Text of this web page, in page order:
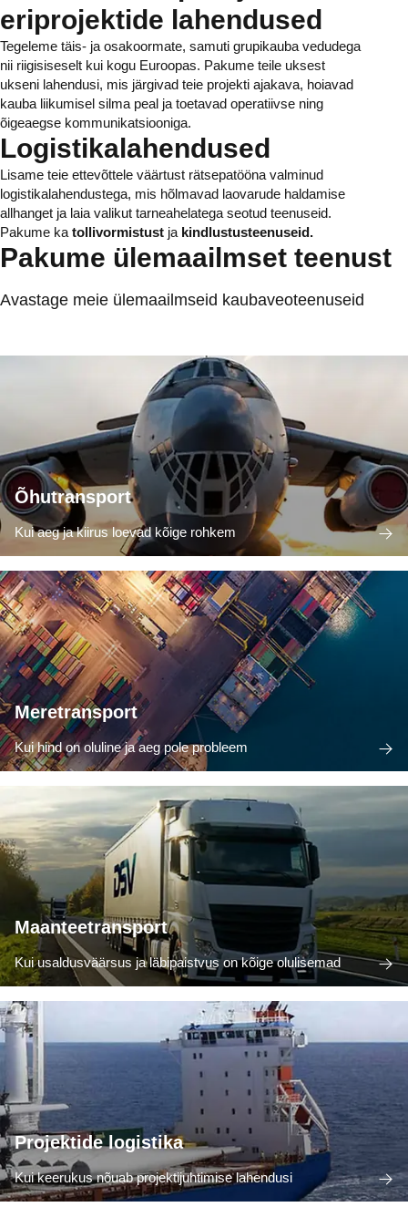
eriprojektide lahendused
Tegeleme täis- ja osakoormate, samuti grupikauba vedudega
nii riigisiseselt kui kogu Euroopas. Pakume teile uksest
ukseni lahendusi, mis järgivad teie projekti ajakava, hoiavad
kauba liikumisel silma peal ja toetavad operatiivse ning
õigeaegse kommunikatsiooniga.
Logistikalahendused
Lisame teie ettevõttele väärtust rätsepatööna valminud
logistikalahendustega, mis hõlmavad laovarude haldamise
allhanget ja laia valikut tarneahelatega seotud teenuseid.
Pakume ka tollivormistust ja kindlustusteenuseid.
Pakume ülemaailmset teenust
Avastage meie ülemaailmseid kaubaveoteenuseid
Õhutransport
Kui aeg ja kiirus loevad kõige rohkem
Meretransport
Kui hind on oluline ja aeg pole probleem
Maanteetransport
Kui usaldusväärsus ja läbipaistvus on kõige olulisemad
Projektide logistika
Kui keerukus nõuab projektijuhtimise lahendusi